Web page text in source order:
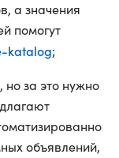
а значения
помогут
katalog;
но за это нужно
объявлений,